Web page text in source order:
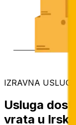
IZRAVNA USLUGA
Usluga
vrata u Irskoj